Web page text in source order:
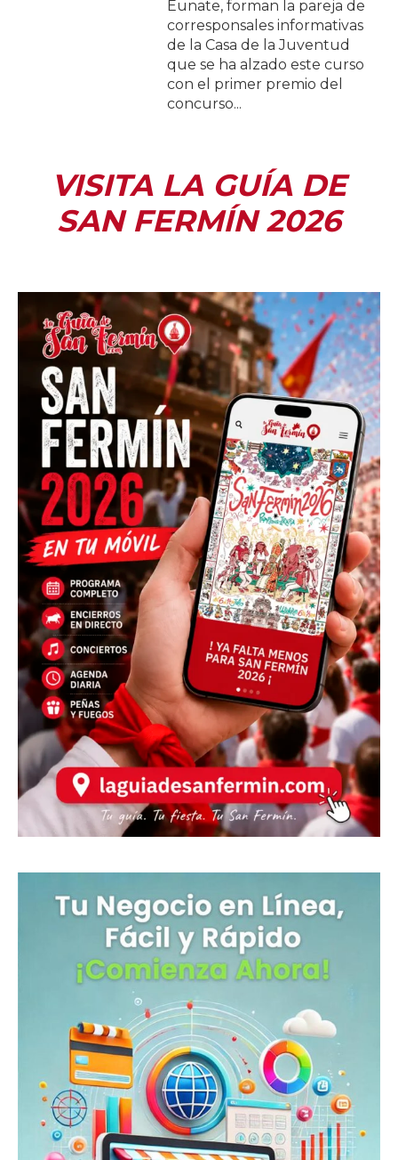
Eunate, forman la pareja de
corresponsales informativas
de la Casa de la Juventud
que se ha alzado este curso
con el primer premio del
concurso...
VISITA LA GUÍA DE
SAN FERMÍN 2026